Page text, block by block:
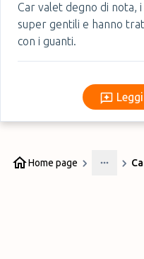
Car valet degno di nota,
super gentili e hanno
con i guanti.
Home page
More